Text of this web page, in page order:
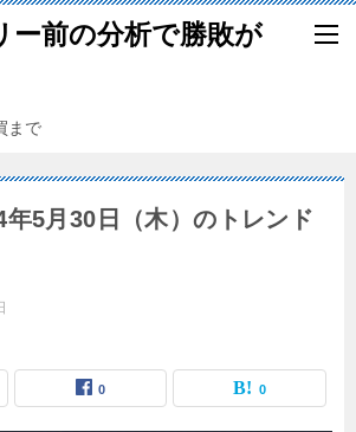
ー前の分析で勝敗が
まで
5月30日（木）のトレンド
0 0